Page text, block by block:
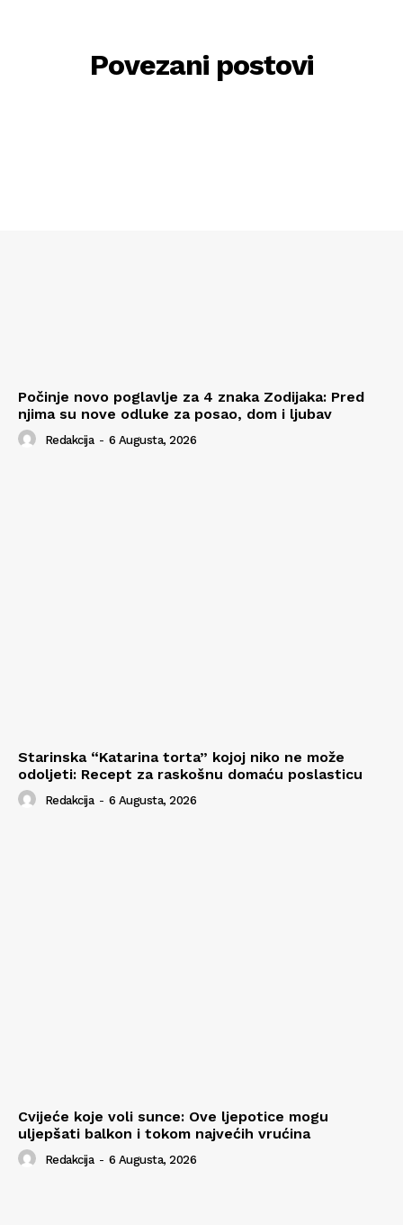
Povezani postovi
Počinje novo poglavlje za 4 znaka Zodijaka: Pred
njima su nove odluke za posao, dom i ljubav
Redakcija - 6 Augusta, 2026
Starinska “Katarina torta” kojoj niko ne može
odoljeti: Recept za raskošnu domaću poslasticu
Redakcija - 6 Augusta, 2026
Cvijeće koje voli sunce: Ove ljepotice mogu
uljepšati balkon i tokom najvećih vrućina
Redakcija - 6 Augusta, 2026